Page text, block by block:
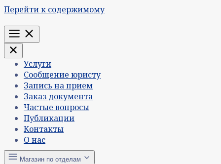
Перейти к содержимому
Меню
Услуги
Сообщение юристу
Запись на прием
Заказ документа
Частые вопросы
Публикации
Контакты
О нас
Магазин по отделам